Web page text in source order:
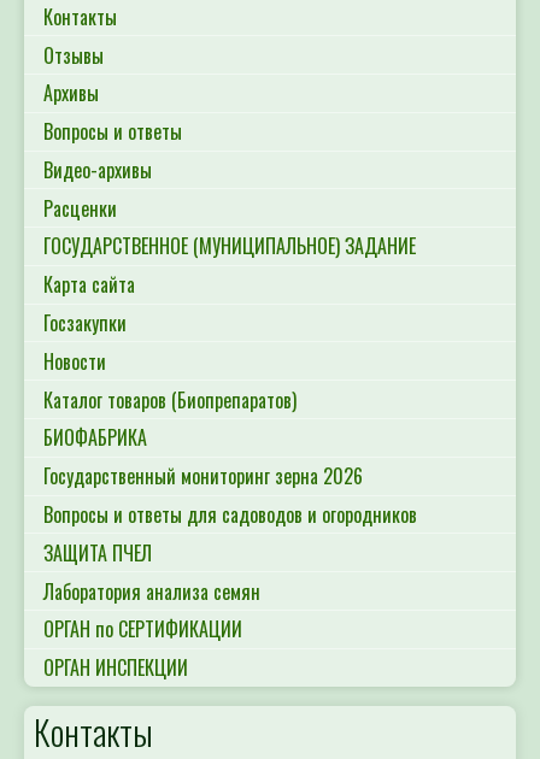
Контакты
Отзывы
Архивы
Вопросы и ответы
Видео-архивы
Расценки
ГОСУДАРСТВЕННОЕ (МУНИЦИПАЛЬНОЕ) ЗАДАНИЕ
Карта сайта
Госзакупки
Новости
Каталог товаров (Биопрепаратов)
БИОФАБРИКА
Государственный мониторинг зерна 2026
Вопросы и ответы для садоводов и огородников
ЗАЩИТА ПЧЕЛ
Лаборатория анализа семян
ОРГАН по СЕРТИФИКАЦИИ
ОРГАН ИНСПЕКЦИИ
Контакты